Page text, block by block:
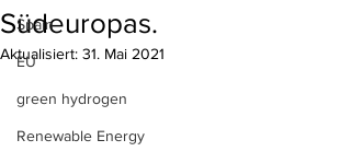
Spain
EU
green hydrogen
Renewable Energy
Südeuropas.
Aktualisiert: 31. Mai 2021